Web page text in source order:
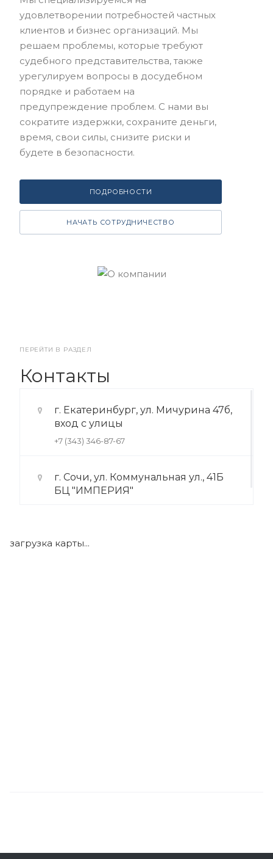
удовлетворении потребностей частных
клиентов и бизнес организаций. Мы
решаем проблемы, которые требуют
судебного представительства, также
урегулируем вопросы в досудебном
порядке и работаем на
предупреждение проблем. С нами вы
сократите издержки, сохраните деньги,
время, свои силы, снизите риски и
будете в безопасности.
ПОДРОБНОСТИ
НАЧАТЬ СОТРУДНИЧЕСТВО
ПЕРЕЙТИ В РАЗДЕЛ
Контакты
г. Екатеринбург, ул. Мичурина 47б,
вход с улицы
+7 (343) 346-87-67
г. Сочи, ул. Коммунальная ул., 41Б
БЦ "ИМПЕРИЯ"
загрузка карты...